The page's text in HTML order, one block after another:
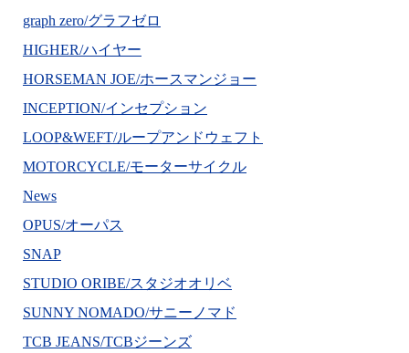
graph zero/グラフゼロ
HIGHER/ハイヤー
HORSEMAN JOE/ホースマンジョー
INCEPTION/インセプション
LOOP&WEFT/ループアンドウェフト
MOTORCYCLE/モーターサイクル
News
OPUS/オーパス
SNAP
STUDIO ORIBE/スタジオオリベ
SUNNY NOMADO/サニーノマド
TCB JEANS/TCBジーンズ